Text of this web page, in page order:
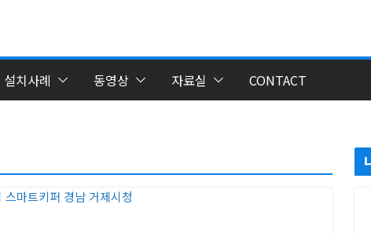
설치사례 동영상 자료실 CONTACT